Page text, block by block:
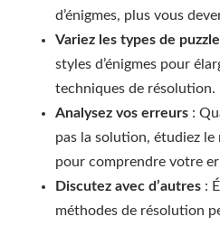
d’énigmes, plus vous
Variez les types de
styles d’énigmes pour
techniques de résolution.
Analysez vos erreurs :
pas la solution, étudiez
pour comprendre votre
Discutez avec d’autres :
méthodes de résolution